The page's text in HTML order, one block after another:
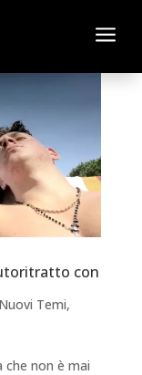
a
con
Nuovi Temi,
che non è mai